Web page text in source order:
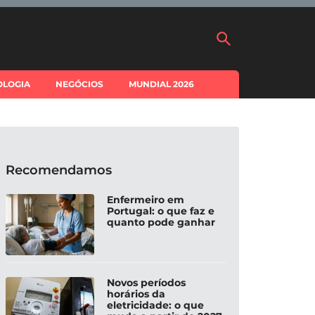
NEGÓCIOS MUNDIAL 2026
Recomendamos
Enfermeiro em
Portugal: o que faz e
quanto pode ganhar
Novos períodos
horários da
eletricidade: o que